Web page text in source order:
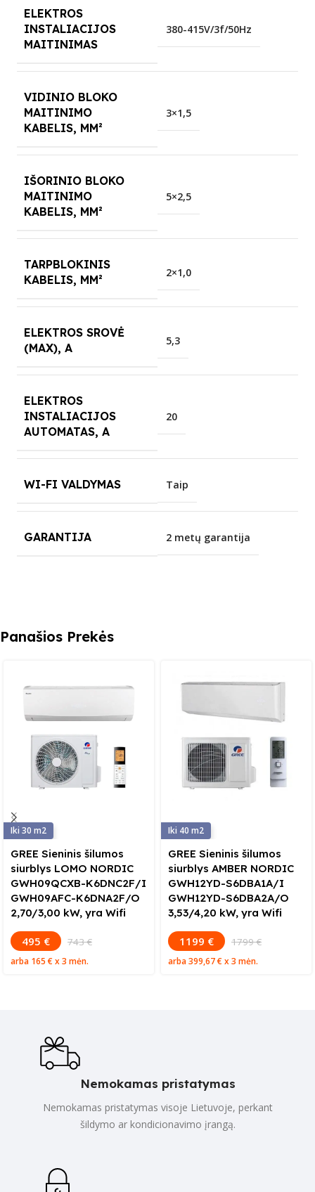
ELEKTROS
INSTALIACIJOS
MAITINIMAS
380-415V/3f/50Hz
VIDINIO BLOKO
MAITINIMO
KABELIS, MM²
3×1,5
IŠORINIO BLOKO
MAITINIMO
KABELIS, MM²
5×2,5
TARPBLOKINIS
KABELIS, MM²
2×1,0
ELEKTROS SROVĖ
(MAX), A
5,3
ELEKTROS
INSTALIACIJOS
AUTOMATAS, A
20
WI-FI VALDYMAS Taip
GARANTIJA 2 metų garantija
Panašios Prekės
30
GREE Sieninis šilumos
siurblys LOMO NORDIC
GWH09QCXB-K6DNC2F/I
GWH09AFC-K6DNA2F/O
2,70/3,00 kW, yra Wifi
495 € 743 €
arba 165 €x 3 mėn.
40
GREE Sieninis šilumos
siurblys AMBER NORDIC
GWH12YD-S6DBA1A/I
GWH12YD-S6DBA2A/O
3,53/4,20 kW, yra Wifi
1199 € 1799 €
arba399,67 €x 3 mėn.
Nemokamas pristatymas
Nemokamas pristatymas visoje Lietuvoje, perkant
šildymo ar kondicionavimo įrangą.